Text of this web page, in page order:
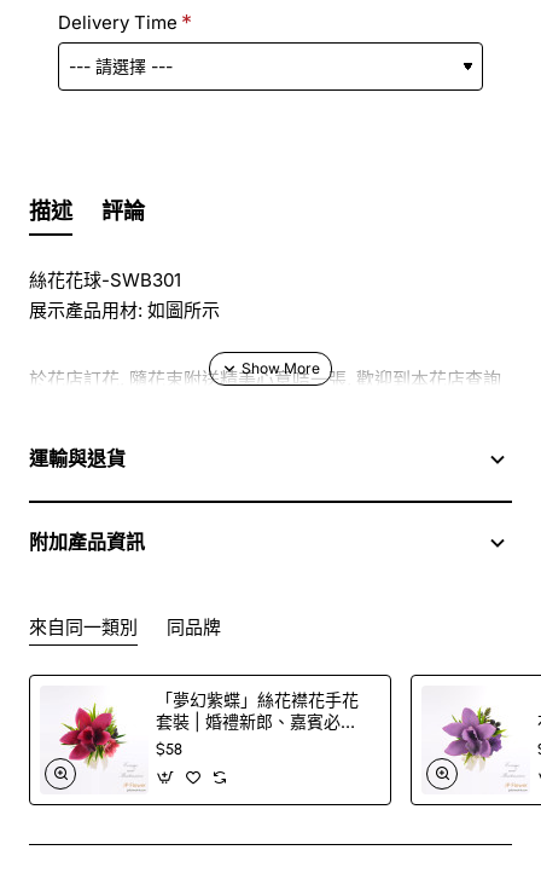
Delivery Time
描述 評論
絲花花球-SWB301
展示產品用材: 如圖所示
於花店訂花, 隨花束附送精美心意咭一張, 歡迎到本花店查詢
此花束價格不適用於(情人節期間 4/2-16/2)
運輸與退貨
附加產品資訊
來自同一類別 同品牌
「夢幻紫蝶」絲花襟花手花
套裝 | 婚禮新郎、嘉賓必
備！
$58